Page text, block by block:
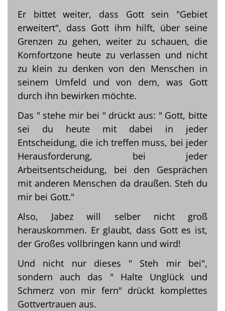
Er bittet weiter, dass Gott sein "Gebiet
erweitert", dass Gott ihm hilft, über seine
Grenzen zu gehen, weiter zu schauen, die
Komfortzone heute zu verlassen und nicht
zu klein zu denken von den Menschen in
seinem Umfeld und von dem, was Gott
durch ihn bewirken möchte.
Das " stehe mir bei " drückt aus: " Gott, bitte
sei du heute mit dabei in jeder
Entscheidung, die ich treffen muss, bei jeder
Herausforderung, bei jeder
Arbeitsentscheidung, bei den Gesprächen
mit anderen Menschen da draußen. Steh du
mir bei Gott."
Also, Jabez will selber nicht groß
herauskommen. Er glaubt, dass Gott es ist,
der Großes vollbringen kann und wird!
Und nicht nur dieses " Steh mir bei",
sondern auch das " Halte Unglück und
Schmerz von mir fern" drückt komplettes
Gottvertrauen aus.